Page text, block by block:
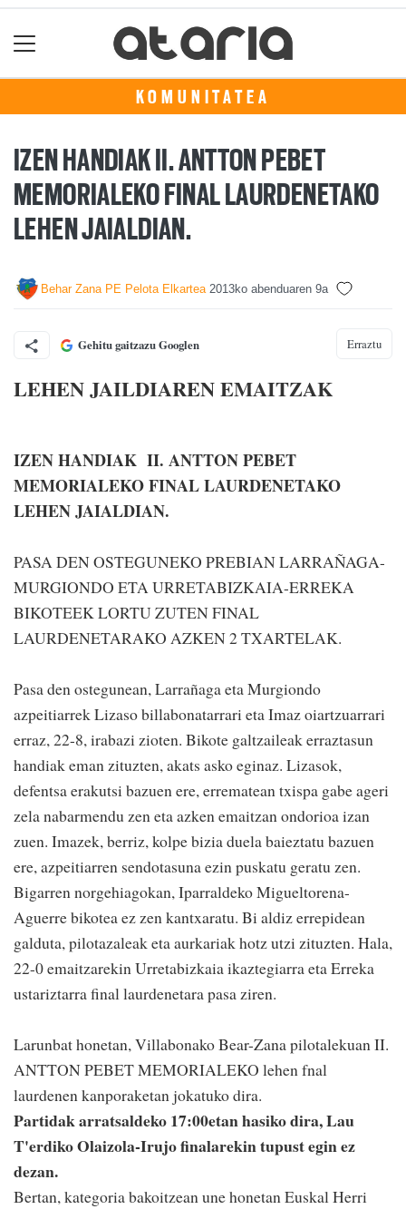
KOMUNITATEA
IZEN HANDIAK II. ANTTON PEBET
MEMORIALEKO FINAL LAURDENETAKO
LEHEN JAIALDIAN.
Behar Zana PE Pelota Elkartea 2013ko abenduaren 9a
Gehitu gaitzazu Googlen Erraztu
LEHEN JAILDIAREN EMAITZAK
IZEN HANDIAK II. ANTTON PEBET
MEMORIALEKO FINAL LAURDENETAKO
LEHEN JAIALDIAN.
PASA DEN OSTEGUNEKO PREBIAN LARRAÑAGA-
MURGIONDO ETA URRETABIZKAIA-ERREKA
BIKOTEEK LORTU ZUTEN FINAL
LAURDENETARAKO AZKEN 2 TXARTELAK.
Pasa den ostegunean, Larrañaga eta Murgiondo
azpeitiarrek Lizaso billabonatarrari eta Imaz oiartzuarrari
erraz, 22-8, irabazi zioten. Bikote galtzaileak erraztasun
handiak eman zituzten, akats asko eginaz. Lizasok,
defentsa erakutsi bazuen ere, errematean txispa gabe ageri
zela nabarmendu zen eta azken emaitzan ondorioa izan
zuen. Imazek, berriz, kolpe bizia duela baieztatu bazuen
ere, azpeitiarren sendotasuna ezin puskatu geratu zen.
Bigarren norgehiagokan, Iparraldeko Migueltorena-
Aguerre bikotea ez zen kantxaratu. Bi aldiz errepidean
galduta, pilotazaleak eta aurkariak hotz utzi zituzten. Hala,
22-0 emaitzarekin Urretabizkaia ikaztegiarra eta Erreka
ustariztarra final laurdenetara pasa ziren.
Larunbat honetan, Villabonako Bear-Zana pilotalekuan II.
ANTTON PEBET MEMORIALEKO lehen fnal
laurdenen kanporaketan jokatuko dira.
Partidak arratsaldeko 17:00etan hasiko dira, Lau
T'erdiko Olaizola-Irujo finalarekin tupust egin ez
dezan.
Bertan, kategoria bakoitzean une honetan Euskal Herri